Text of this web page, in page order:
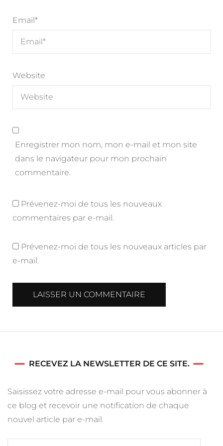
Email*
Website
Enregistrer mon nom, mon e-mail et mon site
dans le navigateur pour mon prochain
commentaire.
Prévenez-moi de tous les nouveaux
commentaires par e-mail.
Prévenez-moi de tous les nouveaux articles par
e-mail.
RECEVEZ LA NEWSLETTER DE CE SITE.
Saisissez votre adresse e-mail pour vous abonner à
ce blog et recevoir une notification de chaque
nouvel article par e-mail.